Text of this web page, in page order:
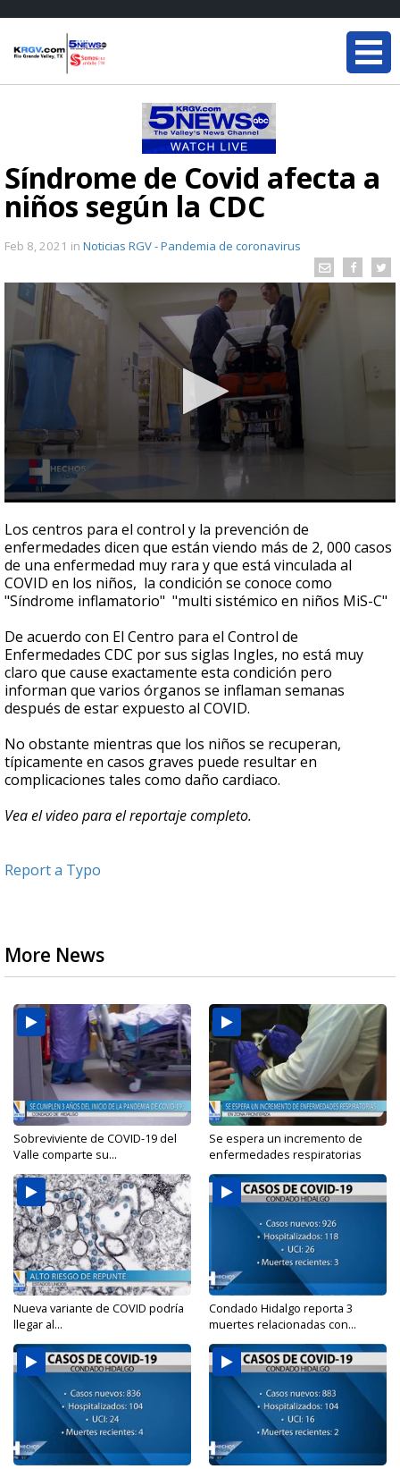
Síndrome de Covid afecta a
niños según la CDC
Feb 8, 2021 in Noticias RGV - Pandemia de coronavirus
seconds
of
42
seconds
Los centros para el control y la prevención de
enfermedades dicen que están viendo más de 2, 000 casos
de una enfermedad muy rara y que está vinculada al
COVID en los niños, la condición se conoce como
"Síndrome inflamatorio" "multi sistémico en niños MiS-C"
De acuerdo con El Centro para el Control de
Enfermedades CDC por sus siglas Ingles, no está muy
claro que cause exactamente esta condición pero
informan que varios órganos se inflaman semanas
después de estar expuesto al COVID.
No obstante mientras que los niños se recuperan,
típicamente en casos graves puede resultar en
complicaciones tales como daño cardiaco.
Vea el video para el reportaje completo.
Report a Typo
More News
Sobreviviente de COVID-19 del
Valle comparte su...
Se espera un incremento de
enfermedades respiratorias
Nueva variante de COVID podría
llegar al...
Condado Hidalgo reporta 3
muertes relacionadas con...